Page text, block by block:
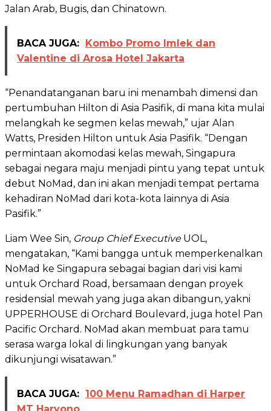
Jalan Arab, Bugis, dan Chinatown.
BACA JUGA: Kombo Promo Imlek dan
Valentine di Arosa Hotel Jakarta
“Penandatanganan baru ini menambah dimensi dan
pertumbuhan Hilton di Asia Pasifik, di mana kita mulai
melangkah ke segmen kelas mewah,” ujar Alan
Watts, Presiden Hilton untuk Asia Pasifik. “Dengan
permintaan akomodasi kelas mewah, Singapura
sebagai negara maju menjadi pintu yang tepat untuk
debut NoMad, dan ini akan menjadi tempat pertama
kehadiran NoMad dari kota-kota lainnya di Asia
Pasifik.”
Liam Wee Sin, Group Chief ExecutiveUOL,
mengatakan, “Kami bangga untuk memperkenalkan
NoMad ke Singapura sebagai bagian dari visi kami
untuk Orchard Road, bersamaan dengan proyek
residensial mewah yang juga akan dibangun, yakni
UPPERHOUSE di Orchard Boulevard, juga hotel Pan
Pacific Orchard. NoMad akan membuat para tamu
serasa warga lokal di lingkungan yang banyak
dikunjungi wisatawan.”
BACA JUGA: 100 Menu Ramadhan di Harper